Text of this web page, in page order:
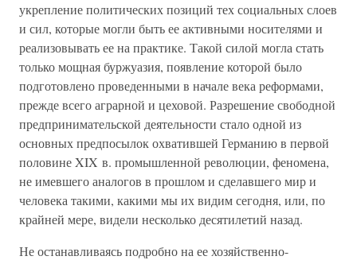
укрепление политических позиций тех социальных слоев
и сил, которые могли быть ее активными носителями и
реализовывать ее на практике. Такой силой могла стать
только мощная буржуазия, появление которой было
подготовлено проведенными в начале века реформами,
прежде всего аграрной и цеховой. Разрешение свободной
предпринимательской деятельности стало одной из
основных предпосылок охватившей Германию в первой
половине XIX в. промышленной революции, феномена,
не имевшего аналогов в прошлом и сделавшего мир и
человека такими, какими мы их видим сегодня, или, по
крайней мере, видели несколько десятилетий назад.
Не останавливаясь подробно на ее хозяйственно-